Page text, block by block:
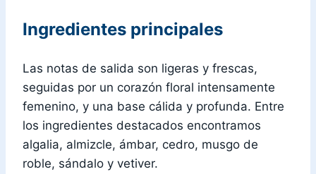
Ingredientes principales
Las notas de salida son ligeras y frescas,
seguidas por un corazón floral intensamente
femenino, y una base cálida y profunda. Entre
los ingredientes destacados encontramos
algalia, almizcle, ámbar, cedro, musgo de
roble, sándalo y vetiver.